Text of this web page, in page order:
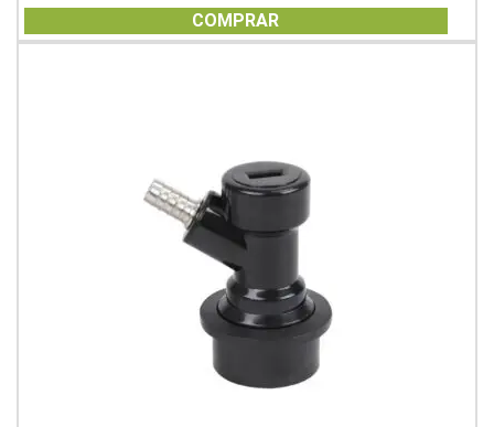
of
5
COMPRAR